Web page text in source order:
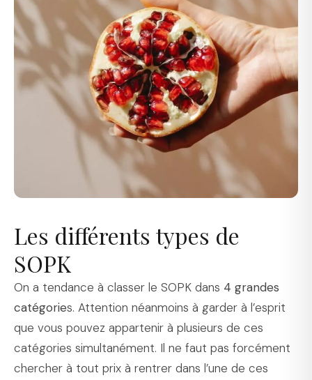
Les différents types de
SOPK
On a tendance à classer le SOPK dans 4 grandes
catégories. Attention néanmoins à garder à l’esprit
que vous pouvez appartenir à plusieurs de ces
catégories simultanément. Il ne faut pas forcément
chercher à tout prix à rentrer dans l’une de ces